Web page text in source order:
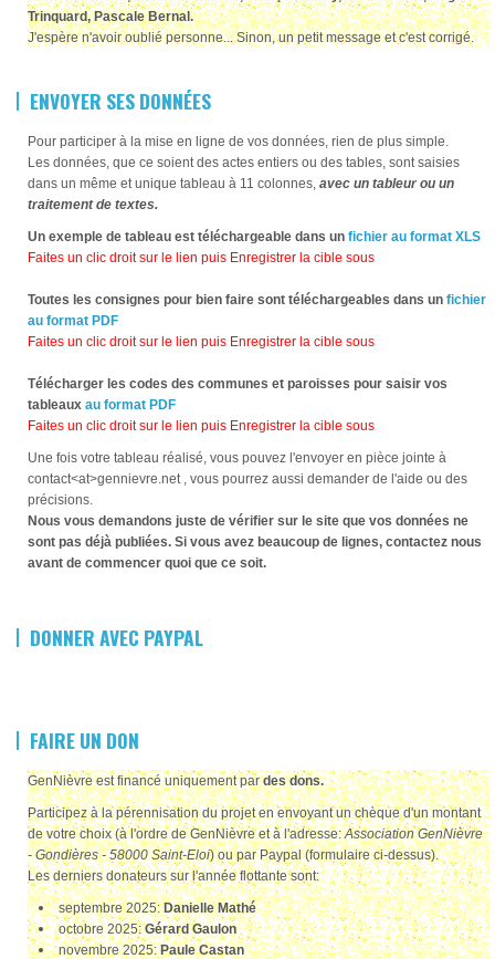
Trinquard, Pascale Bernal.
J'espère n'avoir oublié personne... Sinon, un petit message et c'est corrigé.
ENVOYER SES DONNÉES
Pour participer à la mise en ligne de vos données, rien de plus simple.
Les données, que ce soient des actes entiers ou des tables, sont saisies
dans un même et unique tableau à 11 colonnes, avec un tableur ou un
traitement de textes.
Un exemple de tableau est téléchargeable dans un fichier au format XLS
Faites un clic droit sur le lien puis Enregistrer la cible sous
Toutes les consignes pour bien faire sont téléchargeables dans un fichier
au format PDF
Faites un clic droit sur le lien puis Enregistrer la cible sous
Télécharger les codes des communes et paroisses pour saisir vos
tableaux au format PDF
Faites un clic droit sur le lien puis Enregistrer la cible sous
Une fois votre tableau réalisé, vous pouvez l'envoyer en pièce jointe à
contact<at>gennievre.net , vous pourrez aussi demander de l'aide ou des
précisions.
Nous vous demandons juste de vérifier sur le site que vos données ne
sont pas déjà publiées. Si vous avez beaucoup de lignes, contactez nous
avant de commencer quoi que ce soit.
DONNER AVEC PAYPAL
FAIRE UN DON
GenNièvre est financé uniquement pardes dons.
Participez à la pérennisation du projet en envoyant un chèque d'un montant
de votre choix (à l'ordre de GenNièvre et à l'adresse:Association GenNièvre
- Gondières - 58000 Saint-Eloi) ou par Paypal (formulaire ci-dessus).
Les derniers donateurs sur l'année flottante sont:
septembre 2025:Danielle Mathé
octobre 2025:Gérard Gaulon
novembre 2025:Paule Castan